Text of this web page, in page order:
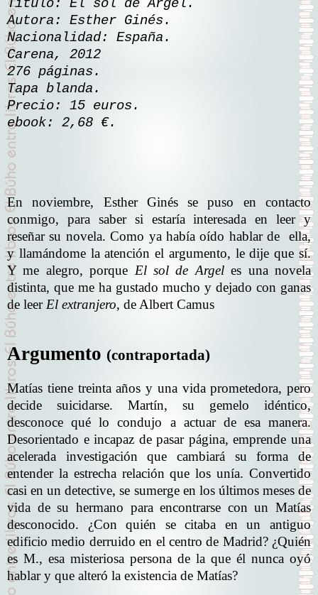
Título: El sol de Argel.
Autora: Esther Ginés.
Nacionalidad: España.
Carena, 2012
276 páginas.
Tapa blanda.
Precio: 15 euros.
ebook: 2,68 €.
En noviembre, Esther Ginés se puso en contacto
conmigo, para saber si estaría interesada en leer y
reseñar su novela. Como ya había oído hablar de ella,
y llamándome la atención el argumento, le dije que sí.
Y me alegro, porque El sol de Argeles una novela
distinta, que me ha gustado mucho y dejado con ganas
de leer El extranjero, de Albert Camus
Argumento (contraportada)
Matías tiene treinta años y una vida prometedora, pero
decide suicidarse. Martín, su gemelo idéntico,
desconoce qué lo condujo a actuar de esa manera.
Desorientado e incapaz de pasar página, emprende una
acelerada investigación que cambiará su forma de
entender la estrecha relación que los unía. Convertido
casi en un detective, se sumerge en los últimos meses de
vida de su hermano para encontrarse con un Matías
desconocido. ¿Con quién se citaba en un antiguo
edificio medio derruido en el centro de Madrid? ¿Quién
es M., esa misteriosa persona de la que él nunca oyó
hablar y que alteró la existencia de Matías?